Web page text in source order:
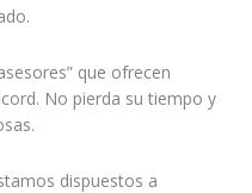
que ofrecen
No pierda su tiempo y
dispuestos a